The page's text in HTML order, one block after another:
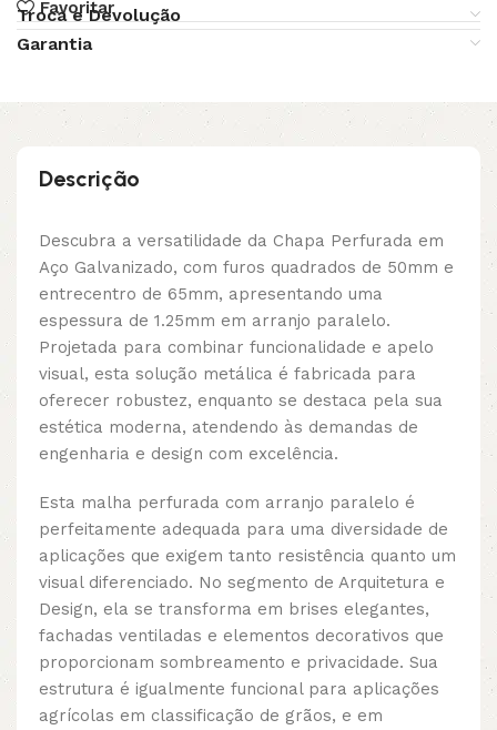
Favoritar
Troca e Devolução
Garantia
Descrição
Descubra a versatilidade da Chapa Perfurada em
Aço Galvanizado, com furos quadrados de 50mm e
entrecentro de 65mm, apresentando uma
espessura de 1.25mm em arranjo paralelo.
Projetada para combinar funcionalidade e apelo
visual, esta solução metálica é fabricada para
oferecer robustez, enquanto se destaca pela sua
estética moderna, atendendo às demandas de
engenharia e design com excelência.
Esta malha perfurada com arranjo paralelo é
perfeitamente adequada para uma diversidade de
aplicações que exigem tanto resistência quanto um
visual diferenciado. No segmento de Arquitetura e
Design, ela se transforma em brises elegantes,
fachadas ventiladas e elementos decorativos que
proporcionam sombreamento e privacidade. Sua
estrutura é igualmente funcional para aplicações
agrícolas em classificação de grãos, e em